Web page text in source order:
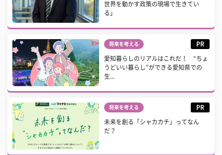
世界を動かす政策の現場で生きてい
る」
将来を考える PR
愛知暮らしのリアルはこれだ！ “ちょ
うどいい暮らし”ができる愛知県での
生...
将来を考える PR
未来を創る「シャカカチ」ってなん
だ？